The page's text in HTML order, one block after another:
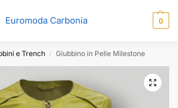
Euromoda Carbonia 0
e Trench / Giubbino in Pelle Milestone